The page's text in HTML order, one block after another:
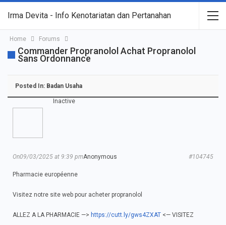
Irma Devita - Info Kenotariatan dan Pertanahan
Home Forums
Commander Propranolol Achat Propranolol
Sans Ordonnance
Posted In: Badan Usaha
Inactive
Anonymous
On09/03/2025 at 9:39 pm #104745
Pharmacie européenne
Visitez notre site web pour acheter propranolol
ALLEZ A LA PHARMACIE —> https://cutt.ly/gws4ZXAT <— VISITEZ